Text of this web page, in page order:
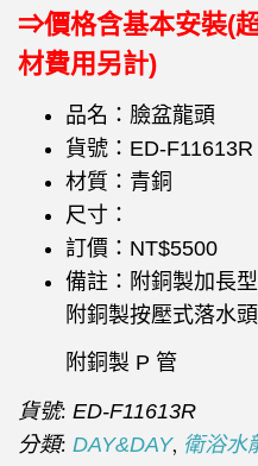
⇒價格含基本安裝(
材費用另計)
品名：臉盆龍頭
貨號：ED-F11613R
材質：青銅
尺寸：
訂價：NT$5500
備註：附銅製加長
附銅製按壓式落水頭
附銅製 P 管
貨號: ED-F11613R
分類: DAY&DAY, 衛浴水